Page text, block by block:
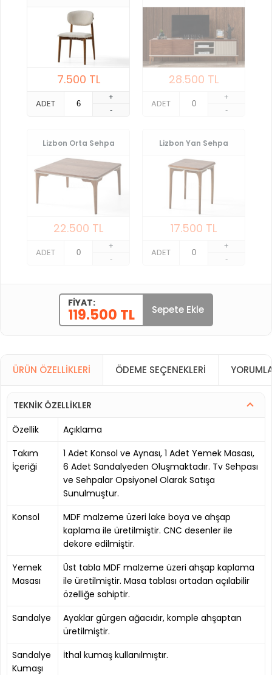
7.500 TL
ADET
+
-
28.500 TL
ADET
+
-
Lizbon Orta Sehpa
22.500 TL
ADET
+
-
Lizbon Yan Sehpa
17.500 TL
ADET
+
-
FIYAT:
119.500 TL Sepete Ekle
ÜRÜN ÖZELLIKLERI ÖDEME SEÇENEKLERI
TEKNİK ÖZELLİKLER
Özellik
Açıklama
Takım
İçeriği
1 Adet Konsol ve Aynası, 1 Adet Yemek Masası,
6 Adet Sandalyeden Oluşmaktadır. Tv Sehpası
ve Sehpalar Opsiyonel Olarak Satışa
Sunulmuştur.
Konsol
MDF malzeme üzeri lake boya ve ahşap
kaplama ile üretilmiştir. CNC desenler ile
dekore edilmiştir.
Yemek
Masası
Üst tabla MDF malzeme üzeri ahşap kaplama
ile üretilmiştir. Masa tablası ortadan açılabilir
özelliğe sahiptir.
Sandalye
Ayaklar gürgen ağacıdır, komple ahşaptan
üretilmiştir.
Sandalye
Kumaşı
İthal kumaş kullanılmıştır.